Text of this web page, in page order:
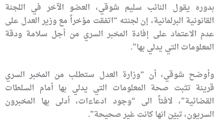
بدوره يقول النائب سليم شوقي، العضو الآخر في اللجنة
القانونية البرلمانية، إن لجنته “اتفقت مؤخراً مع وزير العدل على
عدم الاعتماد على إفادة المخبر السري من أجل سلامة ودقة
المعلومات التي يدلي بها”.
وأوضح شوقي، أن “وزارة العدل ستطلب من المخبر السري
قرينة تثبت صحة المعلومات التي يدلي بها أمام السلطات
القضائية”، لافتاً الى “وجود ادعاءات، أدلى بها المخبرون
السريون، تبيّن انها كانت غير صحيحة”.